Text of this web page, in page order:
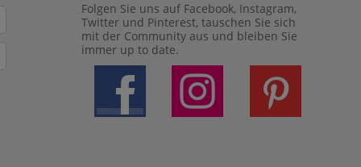
Folgen Sie uns auf Facebook, Instagram,
Twitter und Pinterest, tauschen Sie sich
mit der Community aus und bleiben Sie
immer up to date.